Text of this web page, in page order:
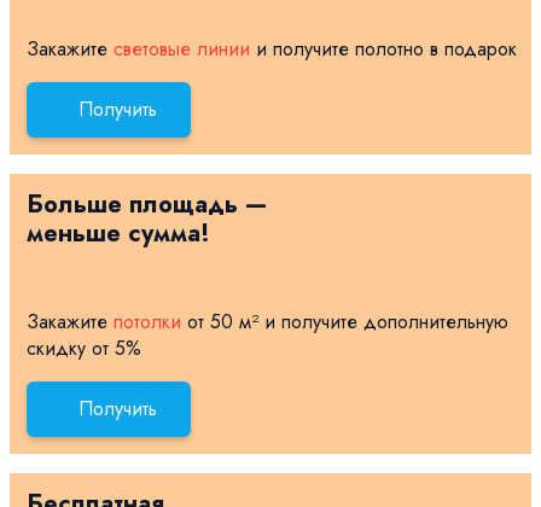
Закажите световые линии и получите полотно в подарок
Получить
Больше площадь —
меньше сумма!
Закажите потолки от 50 м² и получите дополнительную
скидку от 5%
Получить